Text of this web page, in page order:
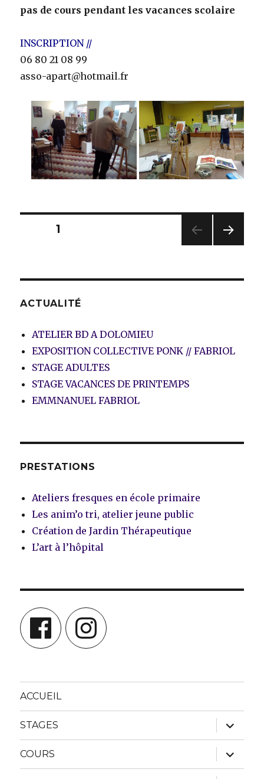
pas de cours pendant les vacances scolaire
INSCRIPTION //
06 80 21 08 99
asso-apart@hotmail.fr
Navigation
articles
PAGE1
ANT
ACTUALITÉ
ATELIER BD A DOLOMIEU
EXPOSITION COLLECTIVE PONK // FABRIOL
STAGE ADULTES
STAGE VACANCES DE PRINTEMPS
EMMNANUEL FABRIOL
PRESTATIONS
Ateliers fresques en école primaire
Les anim’o tri, atelier jeune public
Création de Jardin Thérapeutique
L’art à l’hôpital
FacebookInstagram
ACCUEIL
STAGES
ouvrir
le
sous-
menu
COURS
ouvrir
le
sous-